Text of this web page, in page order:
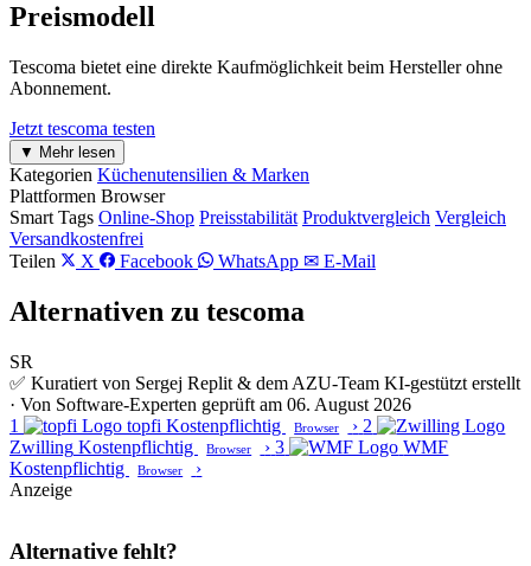
Preismodell
Tescoma bietet eine direkte Kaufmöglichkeit beim Hersteller ohne
Abonnement.
Jetzt tescoma testen
▼ Mehr lesen
Kategorien Küchenutensilien & Marken
Plattformen Browser
Smart Tags Online-Shop Preisstabilität Produktvergleich Vergleich
Versandkostenfrei
Teilen
X Facebook WhatsApp ✉ E-Mail
Alternativen zu tescoma
SR
✅ Kuratiert von Sergej Replit & dem AZU-Team KI-gestützt erstellt
· Von Software-Experten geprüft am 06. August 2026
1
topfi Kostenpflichtig Browser › 2
Zwilling Kostenpflichtig Browser › 3
WMF
Kostenpflichtig
Browser
›
Anzeige
Alternative fehlt?